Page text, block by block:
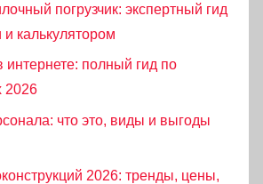
погрузчик: экспертный гид
калькулятором
интернете: полный гид по
2026
что это, виды и выгоды
2026: тренды, цены,